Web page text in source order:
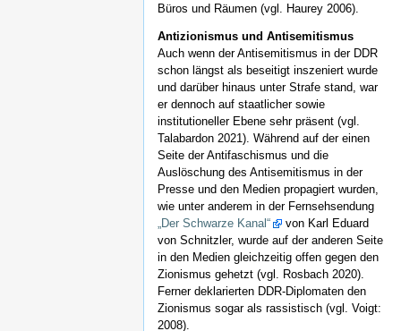
Büros und Räumen (vgl. Haurey 2006).
Antizionismus und Antisemitismus
Auch wenn der Antisemitismus in der DDR
schon längst als beseitigt inszeniert wurde
und darüber hinaus unter Strafe stand, war
er dennoch auf staatlicher sowie
institutioneller Ebene sehr präsent (vgl.
Talabardon 2021). Während auf der einen
Seite der Antifaschismus und die
Auslöschung des Antisemitismus in der
Presse und den Medien propagiert wurden,
wie unter anderem in der Fernsehsendung
„Der Schwarze Kanal“
von Karl Eduard
von Schnitzler, wurde auf der anderen Seite
in den Medien gleichzeitig offen gegen den
Zionismus gehetzt (vgl. Rosbach 2020).
Ferner deklarierten DDR-Diplomaten den
Zionismus sogar als rassistisch (vgl. Voigt:
2008).